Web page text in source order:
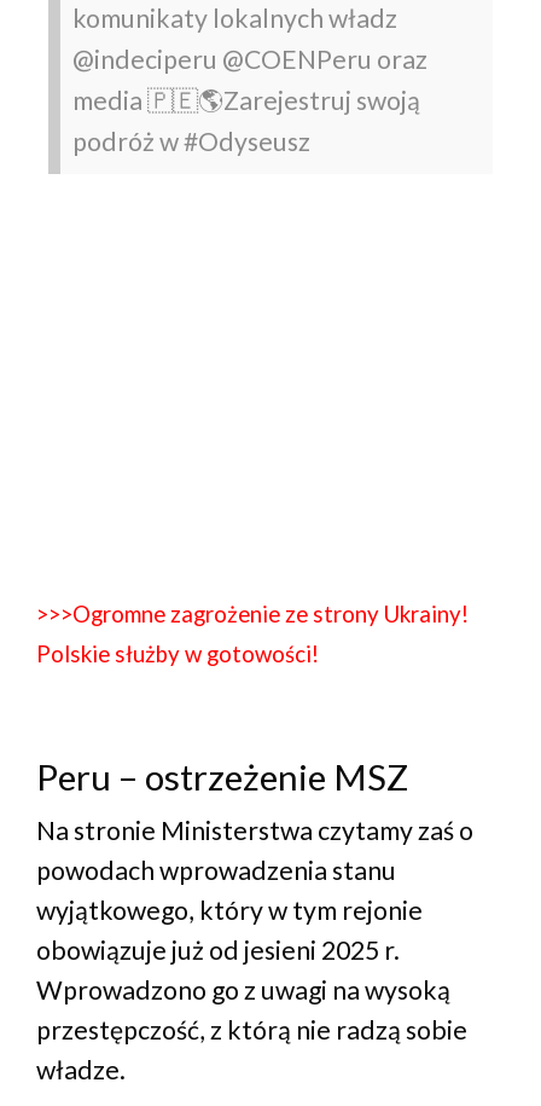
komunikaty lokalnych władz
@indeciperu @COENPeru oraz
media🇵🇪🌎Zarejestruj swoją
podróż w #Odyseusz
>>>Ogromne zagrożenie ze strony Ukrainy!
Polskie służby w gotowości!
Peru – ostrzeżenie MSZ
Na stronie Ministerstwa czytamy zaś o
powodach wprowadzenia stanu
wyjątkowego, który w tym rejonie
obowiązuje już od jesieni 2025 r.
Wprowadzono go z uwagi na wysoką
przestępczość, z którą nie radzą sobie
władze.